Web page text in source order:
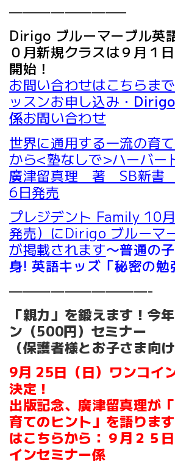
————————–
Dirigo ブルーマーブル英
０月新規クラスは９月１
開始！
お問い合わせはこちらま
ッスンお申し込み・
係お問い合わせ
世界に通用する一流の育
から<塾なしで>ハーバー
廣津留真理 著 SB新
6日発売
プレジデント Family 10
発売）にDirigo ブルーマ
が掲載されます〜普通の
身! 英語キッズ「秘密の勉
——————————-
「親力」を鍛えます！ 今
ン（500円）セミナー
（保護者様とお子さま向
9月 25日（日）ワンコイ
決定！
出版記念、廣津留真理が
育てのヒント」を語りま
はこちらから：９月２５
インセミナー係